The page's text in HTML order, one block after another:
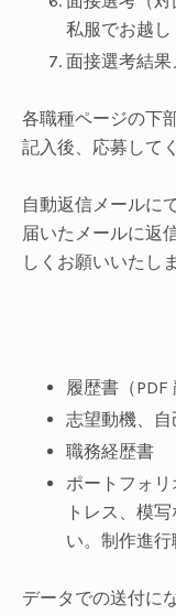
私服でお越し
面接選考結果
各職種ページの下
記入後、応募して
自動返信メールに
届いたメールに返
しくお願いいたし
履歴書（PDF
志望動機、自
職務経歴書
ポートフォリ
トレス、模
い。制作進行
データでの送付に